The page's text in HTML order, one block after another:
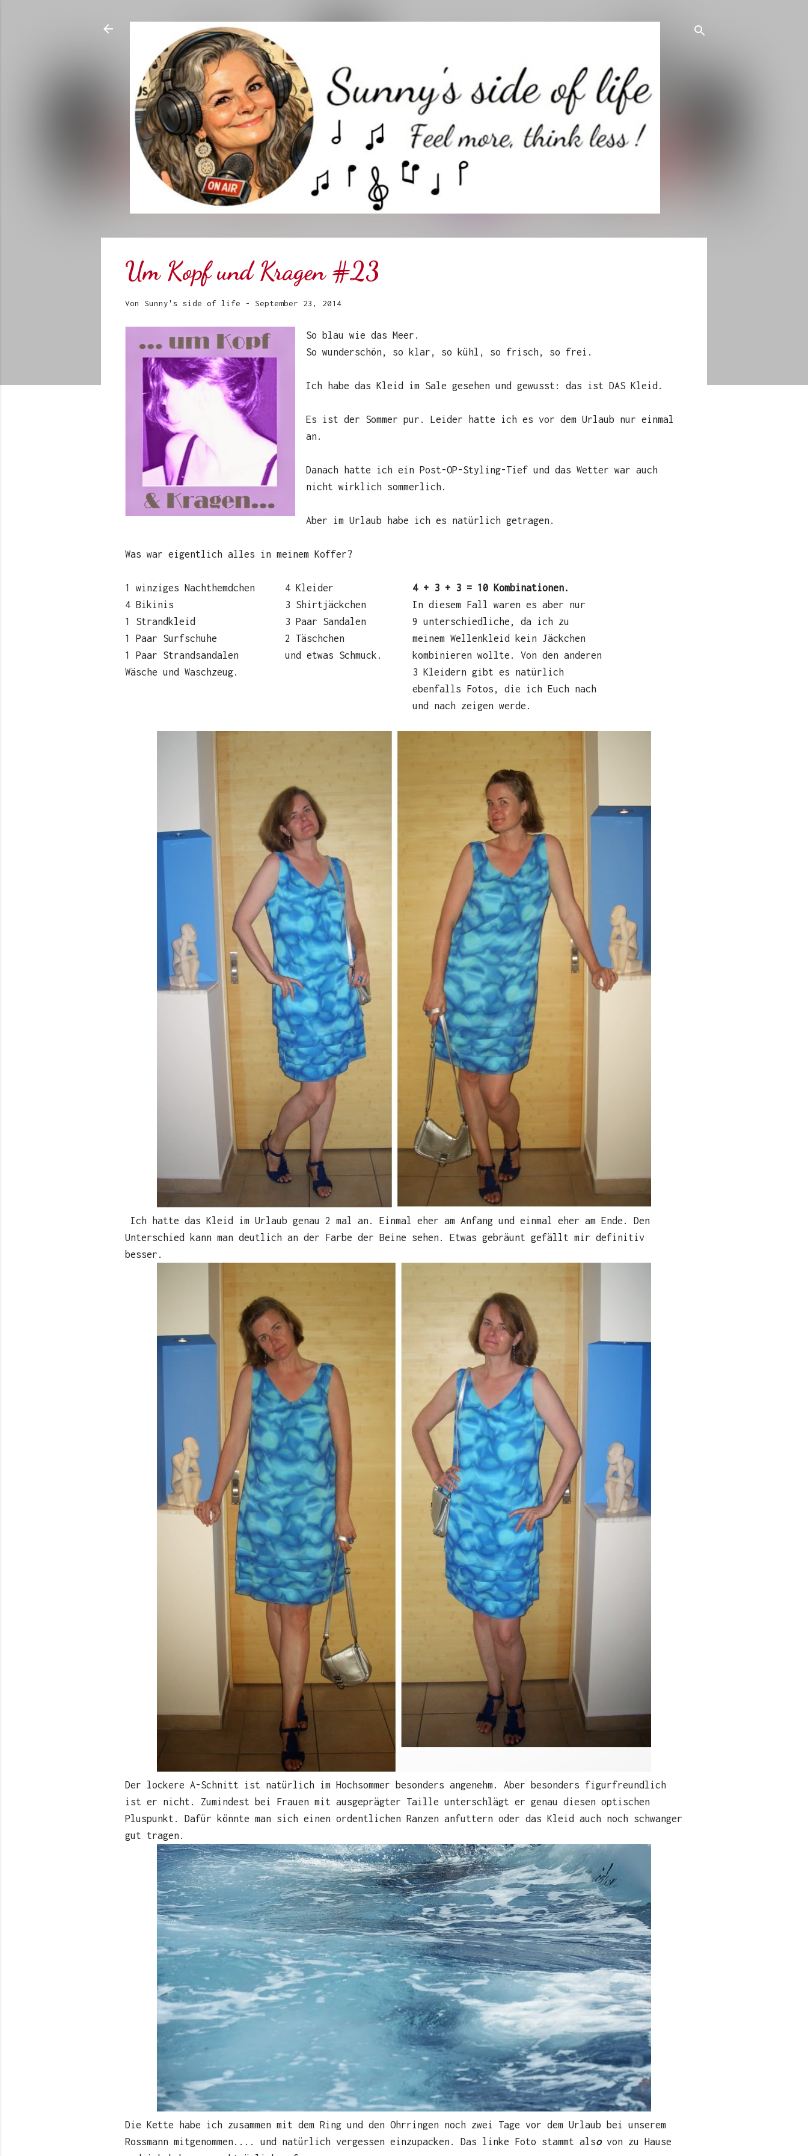
Um Kopf und Kragen #23
Von Sunny's side of life - September 23, 2014
So blau wie das Meer.
So wunderschön, so klar, so kühl, so frisch, so frei.
Ich habe das Kleid im Sale gesehen und gewusst: das ist DAS Kleid.
Es ist der Sommer pur. Leider hatte ich es vor dem Urlaub nur einmal
an.
Danach hatte ich ein Post-OP-Styling-Tief und das Wetter war auch
nicht wirklich sommerlich.
Aber im Urlaub habe ich es natürlich getragen.
Was war eigentlich alles in meinem Koffer?
1 winziges Nachthemdchen
4 Bikinis
1 Strandkleid
1 Paar Surfschuhe
1 Paar Strandsandalen
Wäsche und Waschzeug.
4 Kleider
3 Shirtjäckchen
3 Paar Sandalen
2 Täschchen
und etwas Schmuck.
4 + 3 + 3 = 10 Kombinationen.
In diesem Fall waren es aber nur
9 unterschiedliche, da ich zu
meinem Wellenkleid kein Jäckchen
kombinieren wollte. Von den anderen
3 Kleidern gibt es natürlich
ebenfalls Fotos, die ich Euch nach
und nach zeigen werde.
Ich hatte das Kleid im Urlaub genau 2 mal an. Einmal eher am Anfang und einmal eher am Ende. Den
Unterschied kann man deutlich an der Farbe der Beine sehen. Etwas gebräunt gefällt mir definitiv
besser.
Der lockere A-Schnitt ist natürlich im Hochsommer besonders angenehm. Aber besonders figurfreundlich
ist er nicht. Zumindest bei Frauen mit ausgeprägter Taille unterschlägt er genau diesen optischen
Pluspunkt. Dafür könnte man sich einen ordentlichen Ranzen anfuttern oder das Kleid auch noch schwanger
gut tragen.
Die Kette habe ich zusammen mit dem Ring und den Ohrringen noch zwei Tage vor dem Urlaub bei unserem
Rossmann mitgenommen.... und natürlich vergessen einzupacken. Das linke Foto stammt alsovon zu Hause